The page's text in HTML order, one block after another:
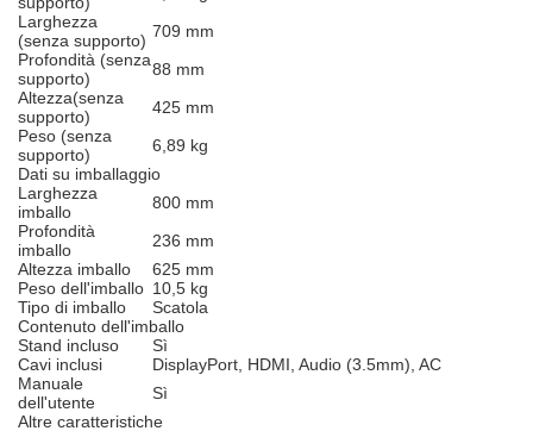
Larghezza
(senza supporto) 709 mm
Profondità (senza
supporto)
88 mm
Altezza(senza
supporto)
425 mm
Peso (senza
supporto)
6,89 kg
Dati su imballaggio
Larghezza
imballo
800 mm
Profondità
imballo
236 mm
Altezza imballo
625 mm
Peso dell'imballo 10,5 kg
Tipo di imballo
Scatola
Contenuto dell'imballo
Stand incluso
Sì
Cavi inclusi
DisplayPort, HDMI, Audio (3.5mm), AC
Manuale
dell'utente
Sì
Altre caratteristiche